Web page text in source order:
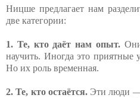
Ницше предлагает нам
две категории:
1. Те, кто даёт нам опыт.Они
научить. Иногда это приятные
Но их роль временная.
2. Те, кто остаётся. Эти люди —